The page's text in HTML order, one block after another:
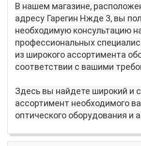
В нашем магазине,
адресу Гарегин Нжде 3, вы
необходимую консультацию
профессиональных
из широкого ассортимента
соответствии с вашими
Здесь вы найдете широкий и
ассортимент необходимого
оптического оборудования и